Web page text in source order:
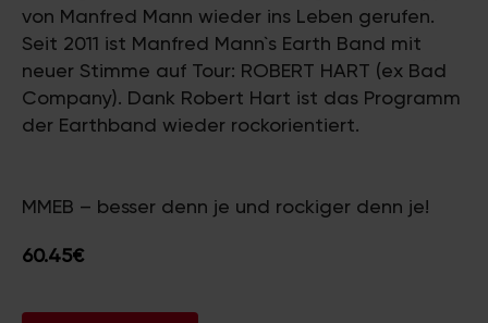
von Manfred Mann wieder ins Leben gerufen.
Seit 2011 ist Manfred Mann`s Earth Band mit
neuer Stimme auf Tour: ROBERT HART (ex Bad
Company). Dank Robert Hart ist das Programm
der Earthband wieder rockorientiert.
MMEB – besser denn je und rockiger denn je!
60.45€